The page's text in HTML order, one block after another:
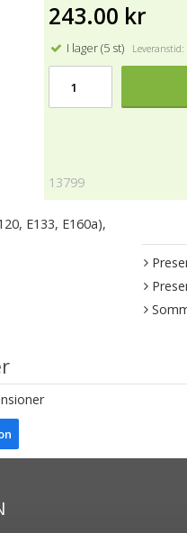
243.00 kr
I lager (5 st) Leveranstid:
13799
E133, E160a),